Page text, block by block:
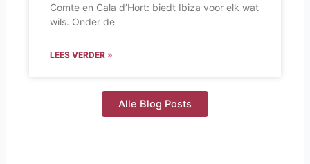
Comte en Cala d’Hort: biedt Ibiza voor elk wat
wils. Onder de
LEES VERDER »
Alle Blog Posts